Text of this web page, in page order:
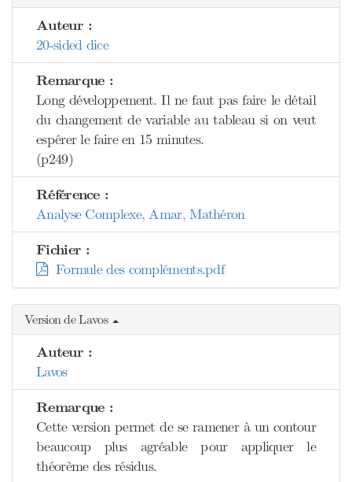
Auteur :
20-sided dice
Remarque :
Long développement. Il ne faut pas faire le détail
du changement de variable au tableau si on veut
espérer le faire en 15 minutes.
(p249)
Référence :
Analyse Complexe, Amar, Mathéron
Fichier :
Formule des compléments.pdf
Version de Lavos
Auteur :
Lavos
Remarque :
Cette version permet de se ramener à un contour
beaucoup plus agréable pour appliquer le
théorème des résidus.